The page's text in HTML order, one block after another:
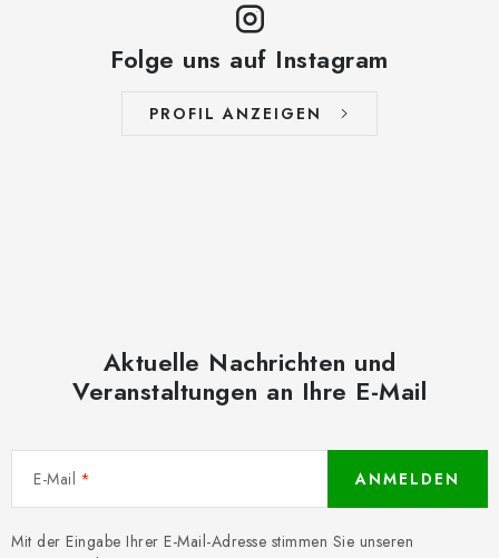
Folge uns auf Instagram
PROFIL ANZEIGEN
Aktuelle Nachrichten und
Veranstaltungen an Ihre E-Mail
E-Mail
Mit der Eingabe Ihrer E-Mail-Adresse stimmen Sie unseren
ANMELDEN